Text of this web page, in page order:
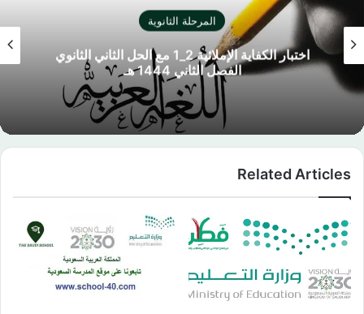
الإملائية 2_1 مع الحل الثاني الثانوي
المرحلة
القدرات العامة
Related Articles